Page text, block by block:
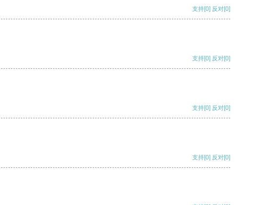
支持[0] 反对[0]
支持[0] 反对[0]
支持[0] 反对[0]
支持[0] 反对[0]